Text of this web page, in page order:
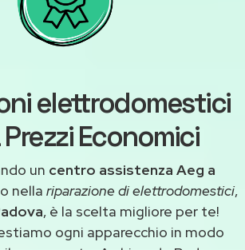
elettrodomestici
Economici
un centro assistenza Aeg a
nella riparazione di elettrodomestici,
, è la scelta migliore per te!
ogni apparecchio in modo